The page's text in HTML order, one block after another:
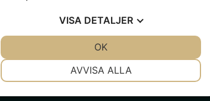
N
VISA DETALJER
AVVISA ALLA
OK